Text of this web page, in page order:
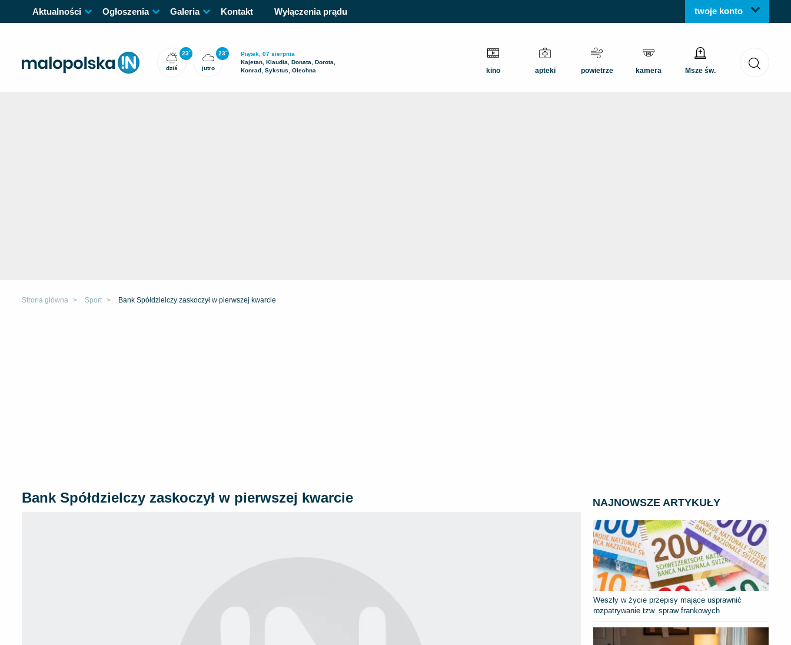
Aktualności Ogłoszenia Galeria Kontakt Wyłączenia prądu twoje konto
23°
dziś
23°
jutro
Piątek, 07 sierpnia
Kajetan, Klaudia, Donata, Dorota,
Konrad, Sykstus, Olechna
kino apteki powietrze kamera Msze św.
Strona główna Sport Bank Spółdzielczy zaskoczył w pierwszej kwarcie
Bank Spółdzielczy zaskoczył w pierwszej kwarcie NAJNOWSZE ARTYKUŁY
Weszły w życie przepisy mające usprawnić
rozpatrywanie tzw. spraw frankowych